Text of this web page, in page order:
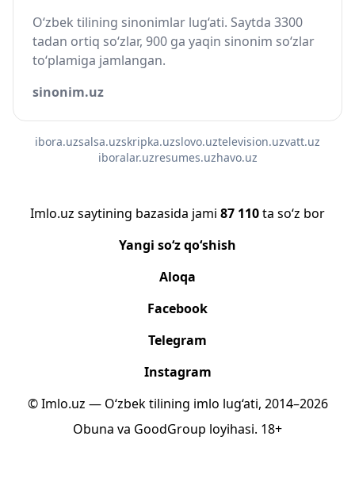
O‘zbek tilining sinonimlar lug‘ati. Saytda 3300
tadan ortiq so‘zlar, 900 ga yaqin sinonim so‘zlar
to‘plamiga jamlangan.
sinonim.uz
ibora.uzsalsa.uzskripka.uzslovo.uztelevision.uzvatt.uz
iboralar.uzresumes.uzhavo.uz
Imlo.uz saytining bazasida jami 87 110ta so‘z bor
Yangi so‘z qo‘shish
Aloqa
Facebook
Telegram
Instagram
© Imlo.uz — O‘zbek tilining imlo lug‘ati, 2014–2026
Obuna va GoodGroup loyihasi. 18+